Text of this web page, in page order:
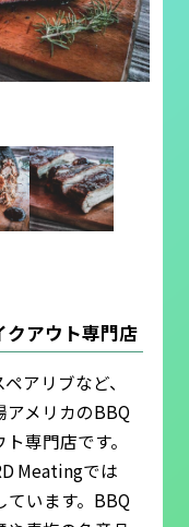
クアウト専門店
アリブなど、
メリカのBBQ
専門店です。
Meatingでは
います。BBQ